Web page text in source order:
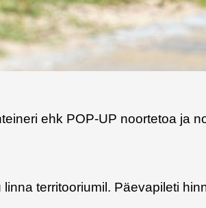
ehk POP-UP noortetoa ja
territooriumil. Päevapileti